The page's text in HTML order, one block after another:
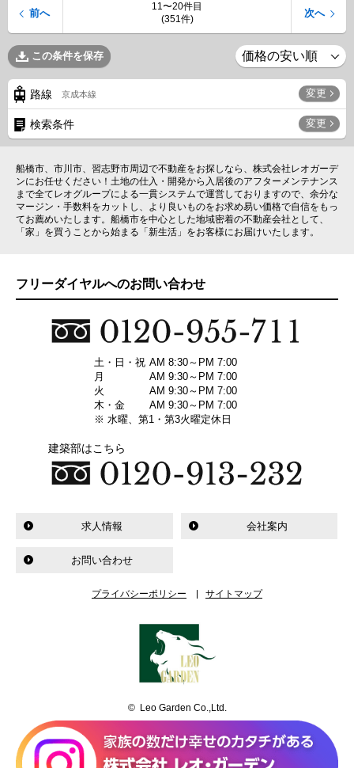
11〜20件目
(351件)
前へ 次へ
この条件を保存
路線 京成本線 変更
検索条件 変更
船橋市、市川市、習志野市周辺で不動産をお探しなら、株式会社レオガーデ
ンにお任せください！土地の仕入・開発から入居後のアフターメンテナンス
まで全てレオグループによる一貫システムで運営しておりますので、余分な
マージン・手数料をカットし、より良いものをお求め易い価格で自信をもっ
てお薦めいたします。船橋市を中心とした地域密着の不動産会社として、
「家」を買うことから始まる「新生活」をお客様にお届けいたします。
フリーダイヤルへのお問い合わせ
土・日・祝 AM 8:30～PM 7:00
月
AM 9:30～PM 7:00
火
AM 9:30～PM 7:00
木・金
AM 9:30～PM 7:00
※ 水曜、第1・第3火曜定休日
建築部はこちら
求人情報 会社案内
お問い合わせ
プライバシーポリシー サイトマップ
© Leo Garden Co.,Ltd.